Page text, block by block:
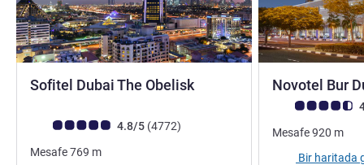
Sofitel Dubai The Obelisk5 yıldız
Avis müşterileri puanı (ALL Puanlama)
4.8/5 (4772görüş
)
Mesafe769 m
Novotel Bur
Avis müşterileri
Mesafe920 m
Bir haritada